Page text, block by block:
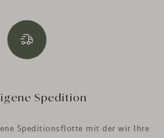
Spedition
Speditionsflotte mit der wir Ihre